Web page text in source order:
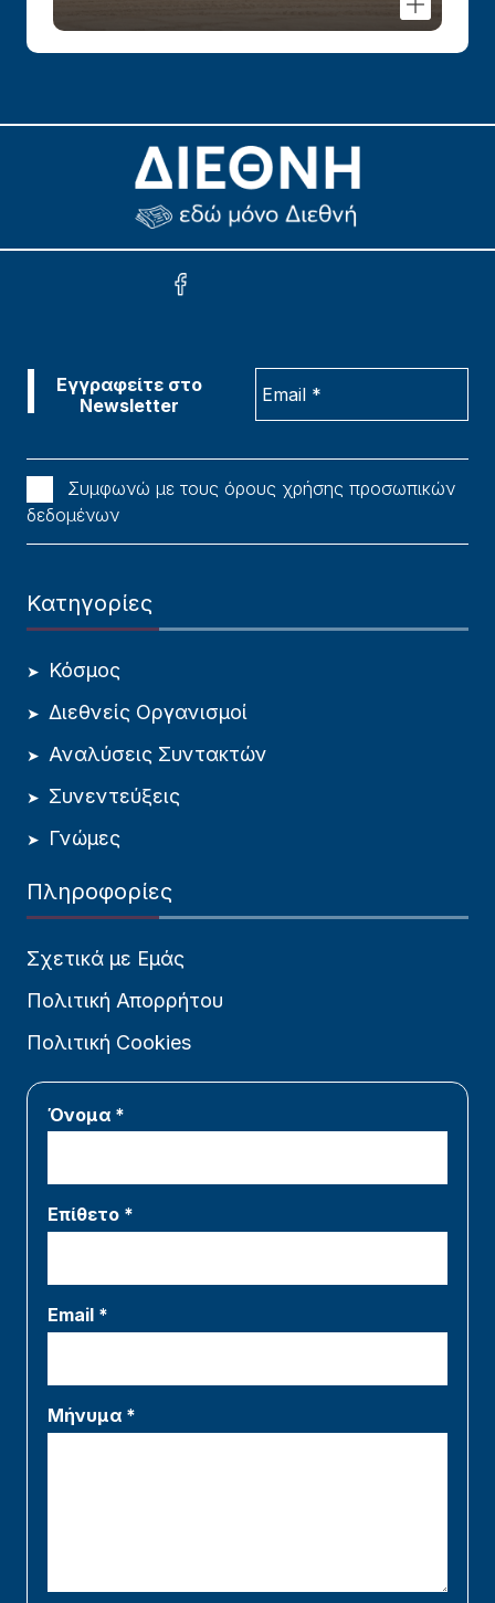
Συμφωνώ με τους όρους χρήσης προσωπικών
δεδομένων
Κατηγορίες
Κόσμος
Διεθνείς Οργανισμοί
Αναλύσεις Συντακτών
Συνεντεύξεις
Γνώμες
Πληροφορίες
Σχετικά με Εμάς
Πολιτική Απορρήτου
Πολιτική Cookies
Όνομα *
Επίθετο *
Email *
Μήνυμα *